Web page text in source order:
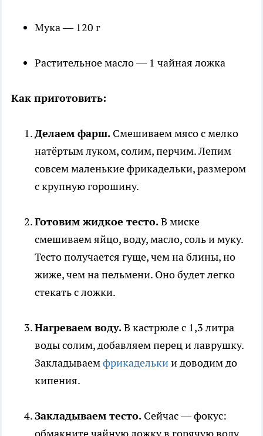
Мука — 120 г
Растительное масло — 1 чайная ложка
Как приготовить:
Делаем фарш. Смешиваем мясо с мелко
натёртым луком, солим, перчим. Лепим
совсем маленькие фрикадельки, размером
с крупную горошину.
Готовим жидкое тесто.В миске
смешиваем яйцо, воду, масло, соль и муку.
Тесто получается гуще, чем на блины, но
жиже, чем на пельмени. Оно будет легко
стекать с ложки.
Нагреваем воду.В кастрюле с 1,3 литра
воды солим, добавляем перец и лаврушку.
Закладываемфрикаделькии доводим до
кипения.
Закладываем тесто. Сейчас — фокус: